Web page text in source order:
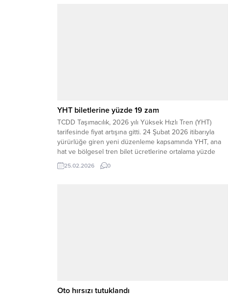
YHT biletlerine yüzde 19 zam
TCDD Taşımacılık, 2026 yılı Yüksek Hızlı Tren (YHT)
tarifesinde fiyat artışına gitti. 24 Şubat 2026 itibarıyla
yürürlüğe giren yeni düzenleme kapsamında YHT, ana
hat ve bölgesel tren bilet ücretlerine ortalama yüzde
19,23 oranında zam yapıldı.Gece yarısından itibaren
geçerli olan yeni fiyatlar; özellikle Istanbul, Ankara,
25.02.2026 0
Oto hırsızı tutuklandı